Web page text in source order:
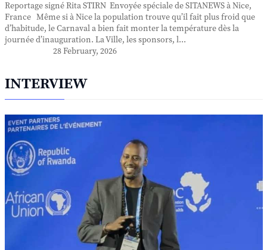
Reportage signé Rita STIRN Envoyée spéciale de SITANEWS à Nice,
France Même si à Nice la population trouve qu’il fait plus froid que
d’habitude, le Carnaval a bien fait monter la température dès la
journée d’inauguration. La Ville, les sponsors, l...
28 February, 2026
INTERVIEW